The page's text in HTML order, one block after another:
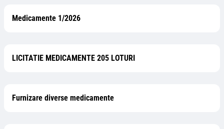
Medicamente 1/2026
LICITATIE MEDICAMENTE 205 LOTURI
Furnizare diverse medicamente